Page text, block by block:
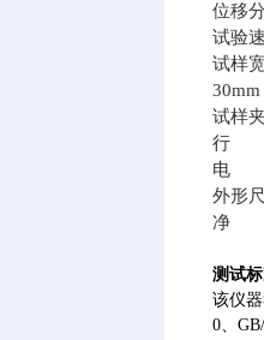
位移
试验
试样
试样
行
电
外形
净
测试
该仪
0、